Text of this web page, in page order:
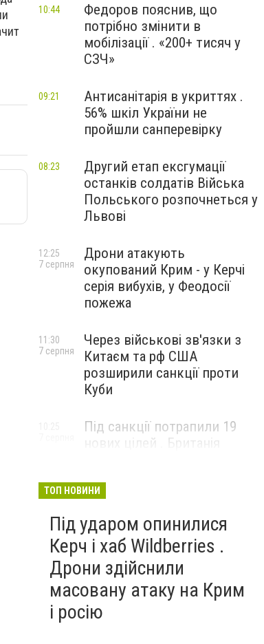
Федоров пояснив, що
потрібно змінити в
мобілізації . «200+ тисяч у
СЗЧ»
10:44
Антисанітарія в укриттях .
56% шкіл України не
пройшли санперевірку
09:21
Другий етап ексгумації
останків солдатів Війська
Польського розпочнеться у
Львові
08:23
Дрони атакують
окупований Крим - у Керчі
серія вибухів, у Феодосії
пожежа
12:25
7 серпня
Через військові зв'язки з
Китаєм та рф США
розширили санкції проти
Куби
11:30
7 серпня
Під санкції потрапили 19
нових цілей . Британія
ТОП НОВИНИ
Під ударом опинилися
Керч і хаб Wildberries .
Дрони здійснили
масовану атаку на Крим
і росію